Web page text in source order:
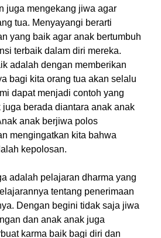
juga mengekang jiwa agar
tua. Menyayangi berarti
yang baik agar anak bertumbuh
terbaik dalam diri mereka.
adalah dengan memberikan
bagi kita orang tua akan selalu
dapat menjadi contoh yang
berada diantara anak anak
anak berjiwa polos
mengingatkan kita bahwa
kepolosan.
adalah pelajaran dharma yang
tentang penerimaan
Dengan begini tidak saja jiwa
dan anak anak juga
karma baik bagi diri dan